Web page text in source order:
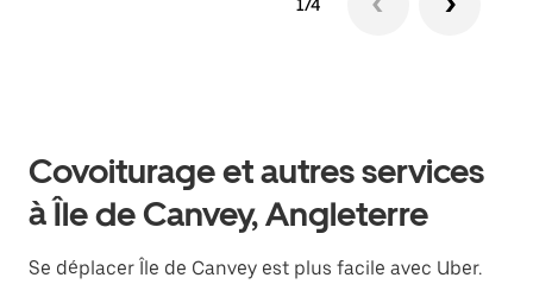
1/4
Covoiturage et autres services
à Île de Canvey, Angleterre
Se déplacer Île de Canvey est plus facile avec Uber.